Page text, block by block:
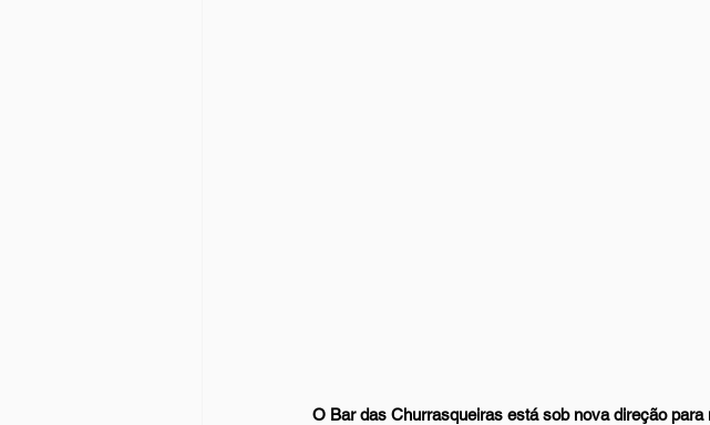
O Bar das Churrasqueiras está sob nova direção